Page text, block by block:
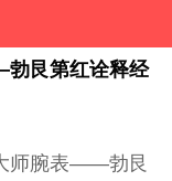
艮第红诠释经
师腕表——勃艮